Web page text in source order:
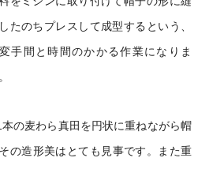
たのちプレスして成型するという、
手間と時間のかかる作業になりま
の麦わら真田を円状に重ねながら帽
の造形美はとても見事です。また重